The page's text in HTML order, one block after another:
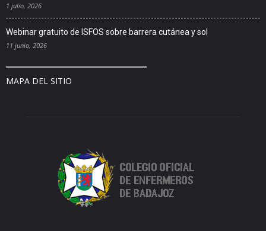
1 julio, 2026
Webinar gratuito de ISFOS sobre barrera cutánea y sol
11 junio, 2026
MAPA DEL SITIO